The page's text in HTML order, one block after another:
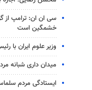
سی ان ان: ترامپ از
خشمگین است
وزیر علوم ایران با
میدان داری شبانه
ایستادگی مردم سلماس